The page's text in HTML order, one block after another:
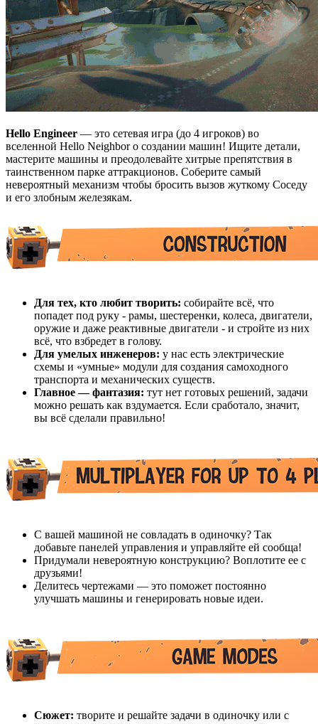
Hello Engineer — это сетевая игра (до 4 игроков) во
вселенной Hello Neighbor о создании машин! Ищите детали,
мастерите машины и преодолевайте хитрые препятствия в
таинственном парке аттракционов. Соберите самый
невероятный механизм чтобы бросить вызов жуткому Соседу
и его злобным железякам.
Для тех, кто любит творить: собирайте всё, что
попадет под руку - рамы, шестеренки, колеса, двигатели,
оружие и даже реактивные двигатели - и стройте из них
всё, что взбредет в голову.
Для умелых инженеров: у нас есть электрические
схемы и «умные» модули для создания самоходного
транспорта и механических существ.
Главное — фантазия: тут нет готовых решений, задачи
можно решать как вздумается. Если сработало, значит,
вы всё сделали правильно!
С вашей машиной не совладать в одиночку? Так
добавьте панелей управления и управляйте ей сообща!
Придумали невероятную конструкцию? Воплотите ее с
друзьями!
Делитесь чертежами — это поможет постоянно
улучшать машины и генерировать новые идеи.
Сюжет: творите и решайте задачи в одиночку или с